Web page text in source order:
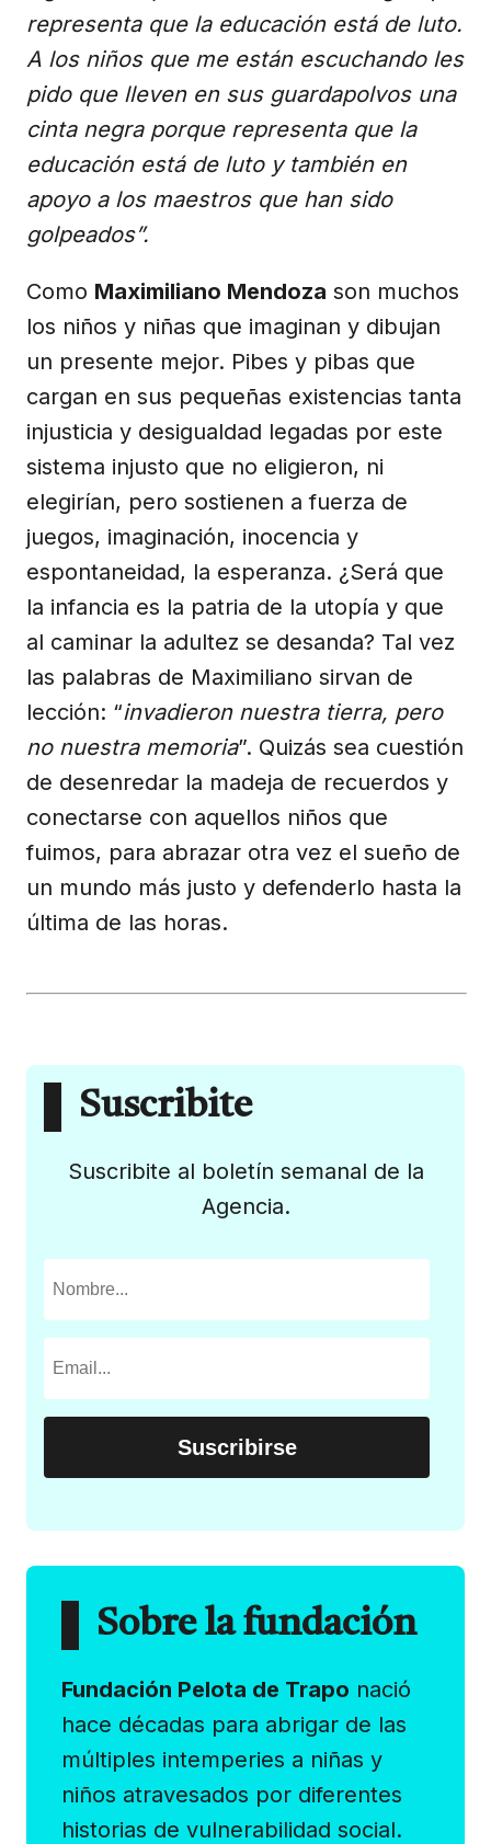
representa que la educación está de luto.
A los niños que me están escuchando les
pido que lleven en sus guardapolvos una
cinta negra porque representa que la
educación está de luto y también en
apoyo a los maestros que han sido
golpeados”.
Como Maximiliano Mendoza son muchos
los niños y niñas que imaginan y dibujan
un presente mejor. Pibes y pibas que
cargan en sus pequeñas existencias tanta
injusticia y desigualdad legadas por este
sistema injusto que no eligieron, ni
elegirían, pero sostienen a fuerza de
juegos, imaginación, inocencia y
espontaneidad, la esperanza. ¿Será que
la infancia es la patria de la utopía y que
al caminar la adultez se desanda? Tal vez
las palabras de Maximiliano sirvan de
lección: “invadieron nuestra tierra, pero
no nuestra memoria”. Quizás sea cuestión
de desenredar la madeja de recuerdos y
conectarse con aquellos niños que
fuimos, para abrazar otra vez el sueño de
un mundo más justo y defenderlo hasta la
última de las horas.
Suscribite
Suscribite al boletín semanal de la
Agencia.
Sobre la fundación
Fundación Pelota de Trapo nació
hace décadas para abrigar de las
múltiples intemperies a niñas y
niños atravesados por diferentes
historias de vulnerabilidad social.